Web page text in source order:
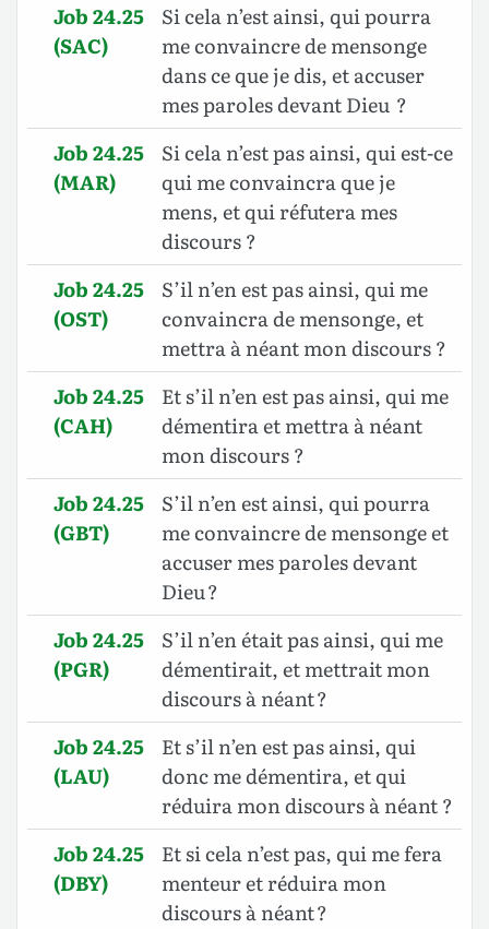
Job 24.25
(SAC)
Si cela n’est ainsi, qui pourra
me convaincre de mensonge
dans ce que je dis, et accuser
mes paroles devant Dieu ?
Job 24.25
(MAR)
Si cela n’est pas ainsi, qui est-ce
qui me convaincra que je
mens, et qui réfutera mes
discours ?
Job 24.25
(OST)
S’il n’en est pas ainsi, qui me
convaincra de mensonge, et
mettra à néant mon discours ?
Job 24.25
(CAH)
Et s’il n’en est pas ainsi, qui me
démentira et mettra à néant
mon discours ?
Job 24.25
(GBT)
S’il n’en est ainsi, qui pourra
me convaincre de mensonge et
accuser mes paroles devant
Dieu ?
Job 24.25
(PGR)
S’il n’en était pas ainsi, qui me
démentirait, et mettrait mon
discours à néant ?
Job 24.25
(LAU)
Et s’il n’en est pas ainsi, qui
donc me démentira, et qui
réduira mon discours à néant ?
Job 24.25
(DBY)
Et si cela n’est pas, qui me fera
menteur et réduira mon
discours à néant ?